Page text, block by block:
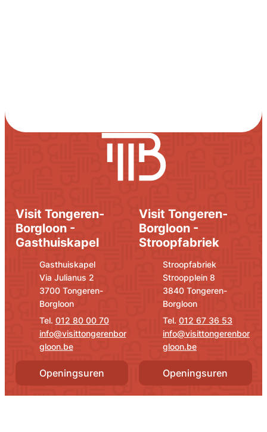
Visit Tongeren-
Borgloon -
Gasthuiskapel
Gasthuiskapel
Via Julianus 2
,3700 Tongeren-
Borgloon
012 80 00 70
E-mail
info@visittongerenbor
gloon.be
Openingsuren
Visit Tongeren-
Borgloon -
Stroopfabriek
Stroopfabriek
Stroopplein 8
,3840 Tongeren-
Borgloon
012 67 36 53
E-mail
info@visittongerenbor
gloon.be
Openingsuren